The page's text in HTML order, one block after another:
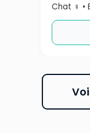
Chat ♀ •